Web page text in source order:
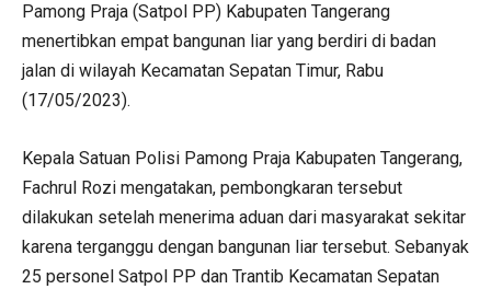
Pamong Praja (Satpol PP) Kabupaten Tangerang
menertibkan empat bangunan liar yang berdiri di badan
jalan di wilayah Kecamatan Sepatan Timur, Rabu
(17/05/2023).
Kepala Satuan Polisi Pamong Praja Kabupaten Tangerang,
Fachrul Rozi mengatakan, pembongkaran tersebut
dilakukan setelah menerima aduan dari masyarakat sekitar
karena terganggu dengan bangunan liar tersebut. Sebanyak
25 personel Satpol PP dan Trantib Kecamatan Sepatan